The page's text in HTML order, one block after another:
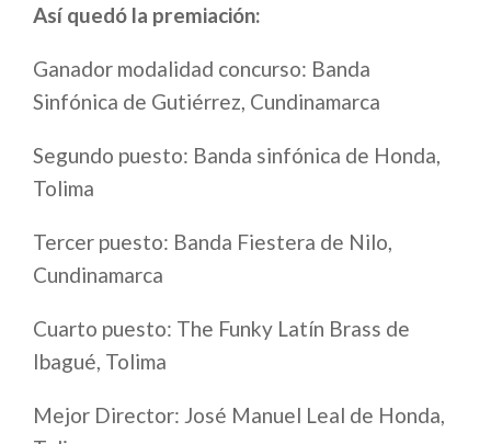
Así quedó la premiación:
Ganador modalidad concurso: Banda
Sinfónica de Gutiérrez, Cundinamarca
Segundo puesto: Banda sinfónica de Honda,
Tolima
Tercer puesto: Banda Fiestera de Nilo,
Cundinamarca
Cuarto puesto: The Funky Latín Brass de
Ibagué, Tolima
Mejor Director: José Manuel Leal de Honda,